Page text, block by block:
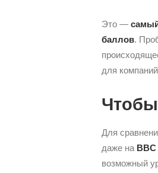
Это —
баллов.
для
Для
даже на BBC
возможный